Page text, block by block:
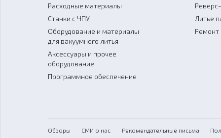
Расходные материалы
Станки с ЧПУ
Оборудование и материалы
для вакуумного литья
Аксессуары и прочее
оборудование
Программное обеспечение
Литье
Ремонт
Обзоры СМИ о нас Рекомендательные письма